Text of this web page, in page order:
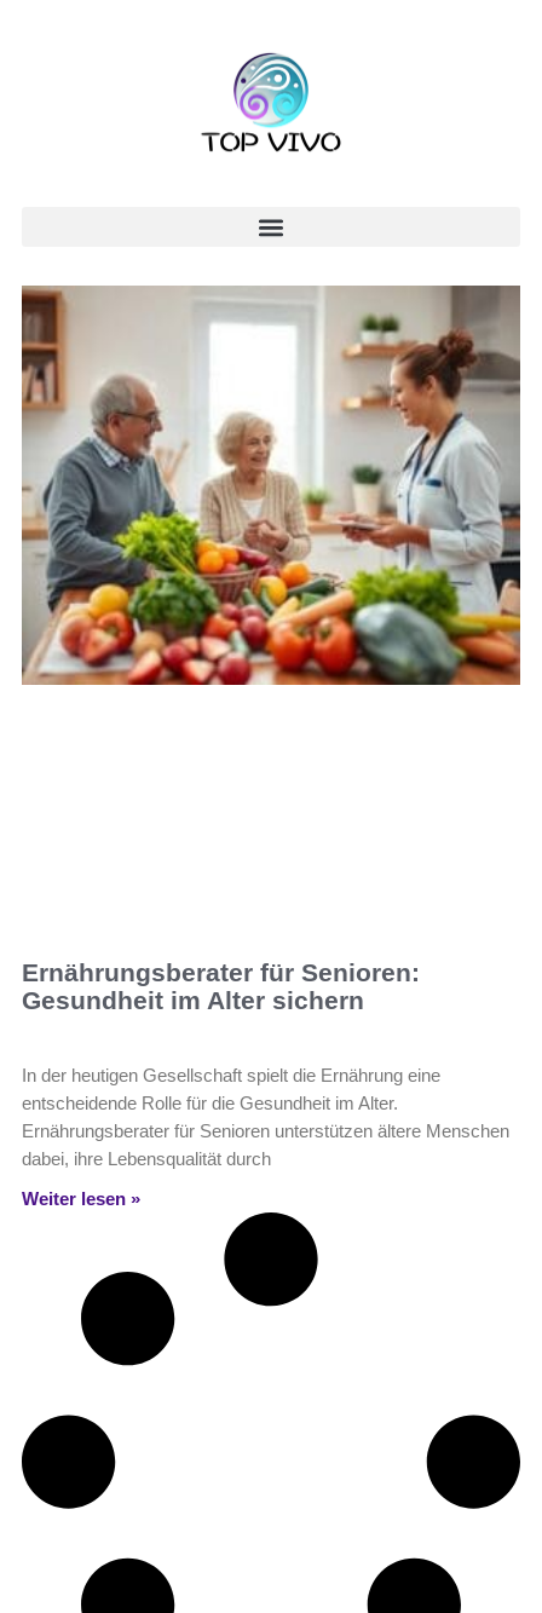
Ernährungsberater für Senioren:
Gesundheit im Alter sichern
In der heutigen Gesellschaft spielt die Ernährung eine
entscheidende Rolle für die Gesundheit im Alter.
Ernährungsberater für Senioren unterstützen ältere Menschen
dabei, ihre Lebensqualität durch
Weiter lesen »